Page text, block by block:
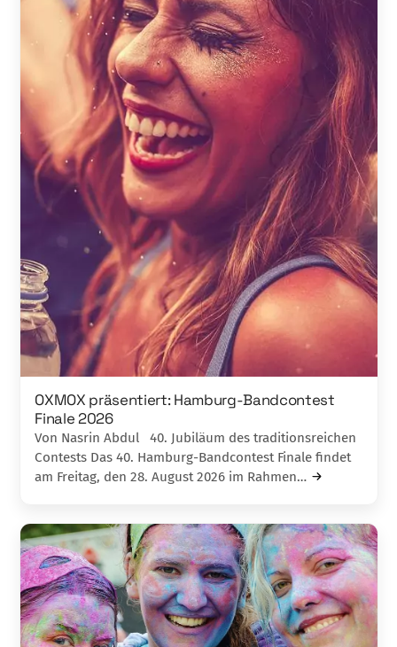
OXMOX präsentiert: Hamburg-Bandcontest
Finale 2026
Von Nasrin Abdul 40. Jubiläum des traditionsreichen
Contests Das 40. Hamburg-Bandcontest Finale findet
am Freitag, den 28. August 2026 im Rahmen…